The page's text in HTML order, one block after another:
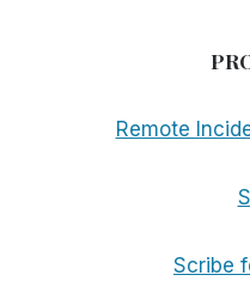
Remote
Scribe